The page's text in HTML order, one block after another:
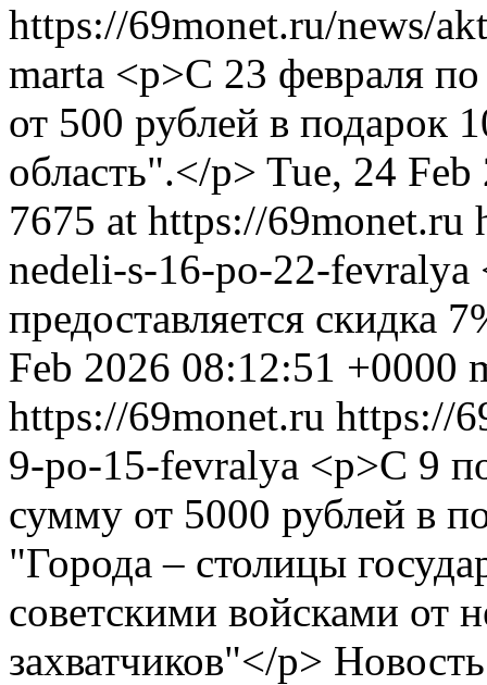
https://69monet.ru/news/
marta <p>С 23 февраля
от 500 рублей в подарок
область".</p> Tue, 24
7675 at https://69monet.ru
nedeli-s-16-po-22-fevralya
предоставляется скидка
Feb 2026 08:12:51 +0000
https://69monet.ru https://
9-po-15-fevralya <p>С 9
сумму от 5000 рублей в
"Города – столицы
советскими войсками от
захватчиков"</p> Новость